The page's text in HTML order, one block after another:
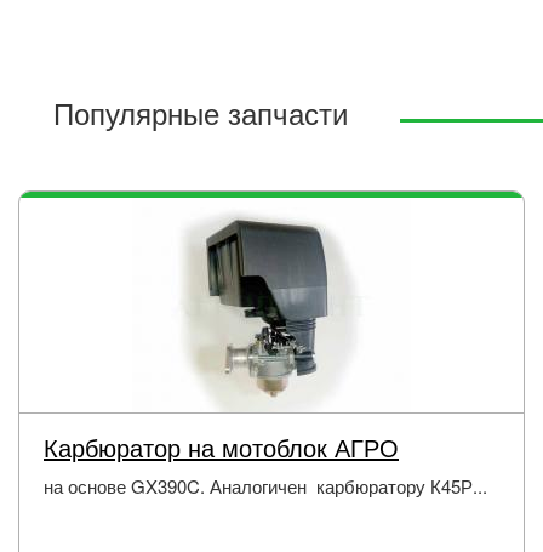
Популярные запчасти
Карбюратор на мотоблок АГРО
на основе GX390C. Аналогичен карбюратору К45Р...